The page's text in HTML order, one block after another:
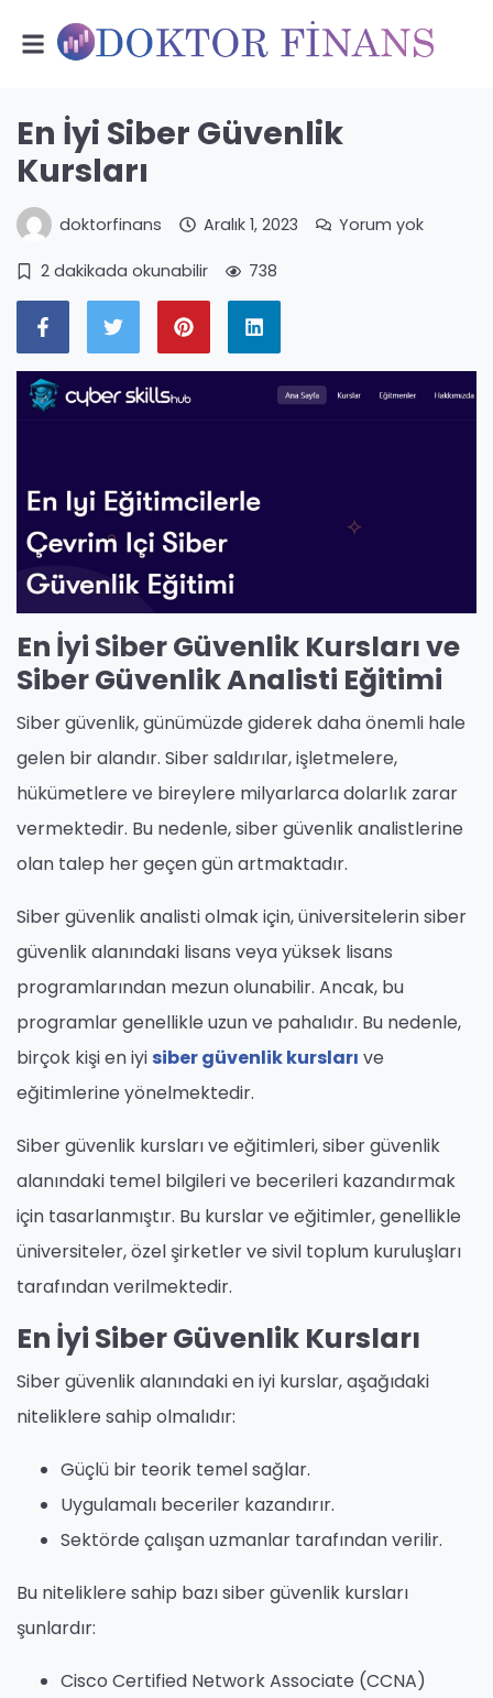
En İyi Siber Güvenlik
Kursları
doktorfinans Aralık 1, 2023 Yorum yok
2 dakikada okunabilir 738
En İyi Siber Güvenlik Kursları ve
Siber Güvenlik Analisti Eğitimi
Siber güvenlik, günümüzde giderek daha önemli hale
gelen bir alandır. Siber saldırılar, işletmelere,
hükümetlere ve bireylere milyarlarca dolarlık zarar
vermektedir. Bu nedenle, siber güvenlik analistlerine
olan talep her geçen gün artmaktadır.
Siber güvenlik analisti olmak için, üniversitelerin siber
güvenlik alanındaki lisans veya yüksek lisans
programlarından mezun olunabilir. Ancak, bu
programlar genellikle uzun ve pahalıdır. Bu nedenle,
birçok kişi en iyi siber güvenlik kursları ve
eğitimlerine yönelmektedir.
Siber güvenlik kursları ve eğitimleri, siber güvenlik
alanındaki temel bilgileri ve becerileri kazandırmak
için tasarlanmıştır. Bu kurslar ve eğitimler, genellikle
üniversiteler, özel şirketler ve sivil toplum kuruluşları
tarafından verilmektedir.
En İyi Siber Güvenlik Kursları
Siber güvenlik alanındaki en iyi kurslar, aşağıdaki
niteliklere sahip olmalıdır:
Güçlü bir teorik temel sağlar.
Uygulamalı beceriler kazandırır.
Sektörde çalışan uzmanlar tarafından verilir.
Bu niteliklere sahip bazı siber güvenlik kursları
şunlardır:
Cisco Certified Network Associate (CCNA)